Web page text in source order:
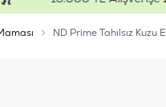
ND Prime Tahılsız